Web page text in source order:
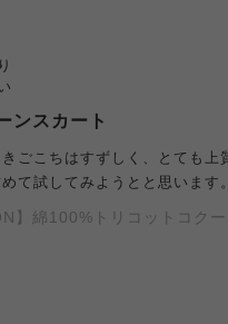
ンスカート
ごこちはすずしく、とても
て試してみようとと思います。
】綿100%トリコットコク